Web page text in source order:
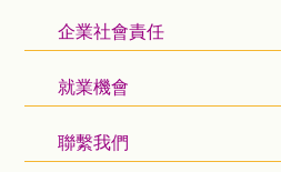
企業社會責任
就業機會
聯繫我們